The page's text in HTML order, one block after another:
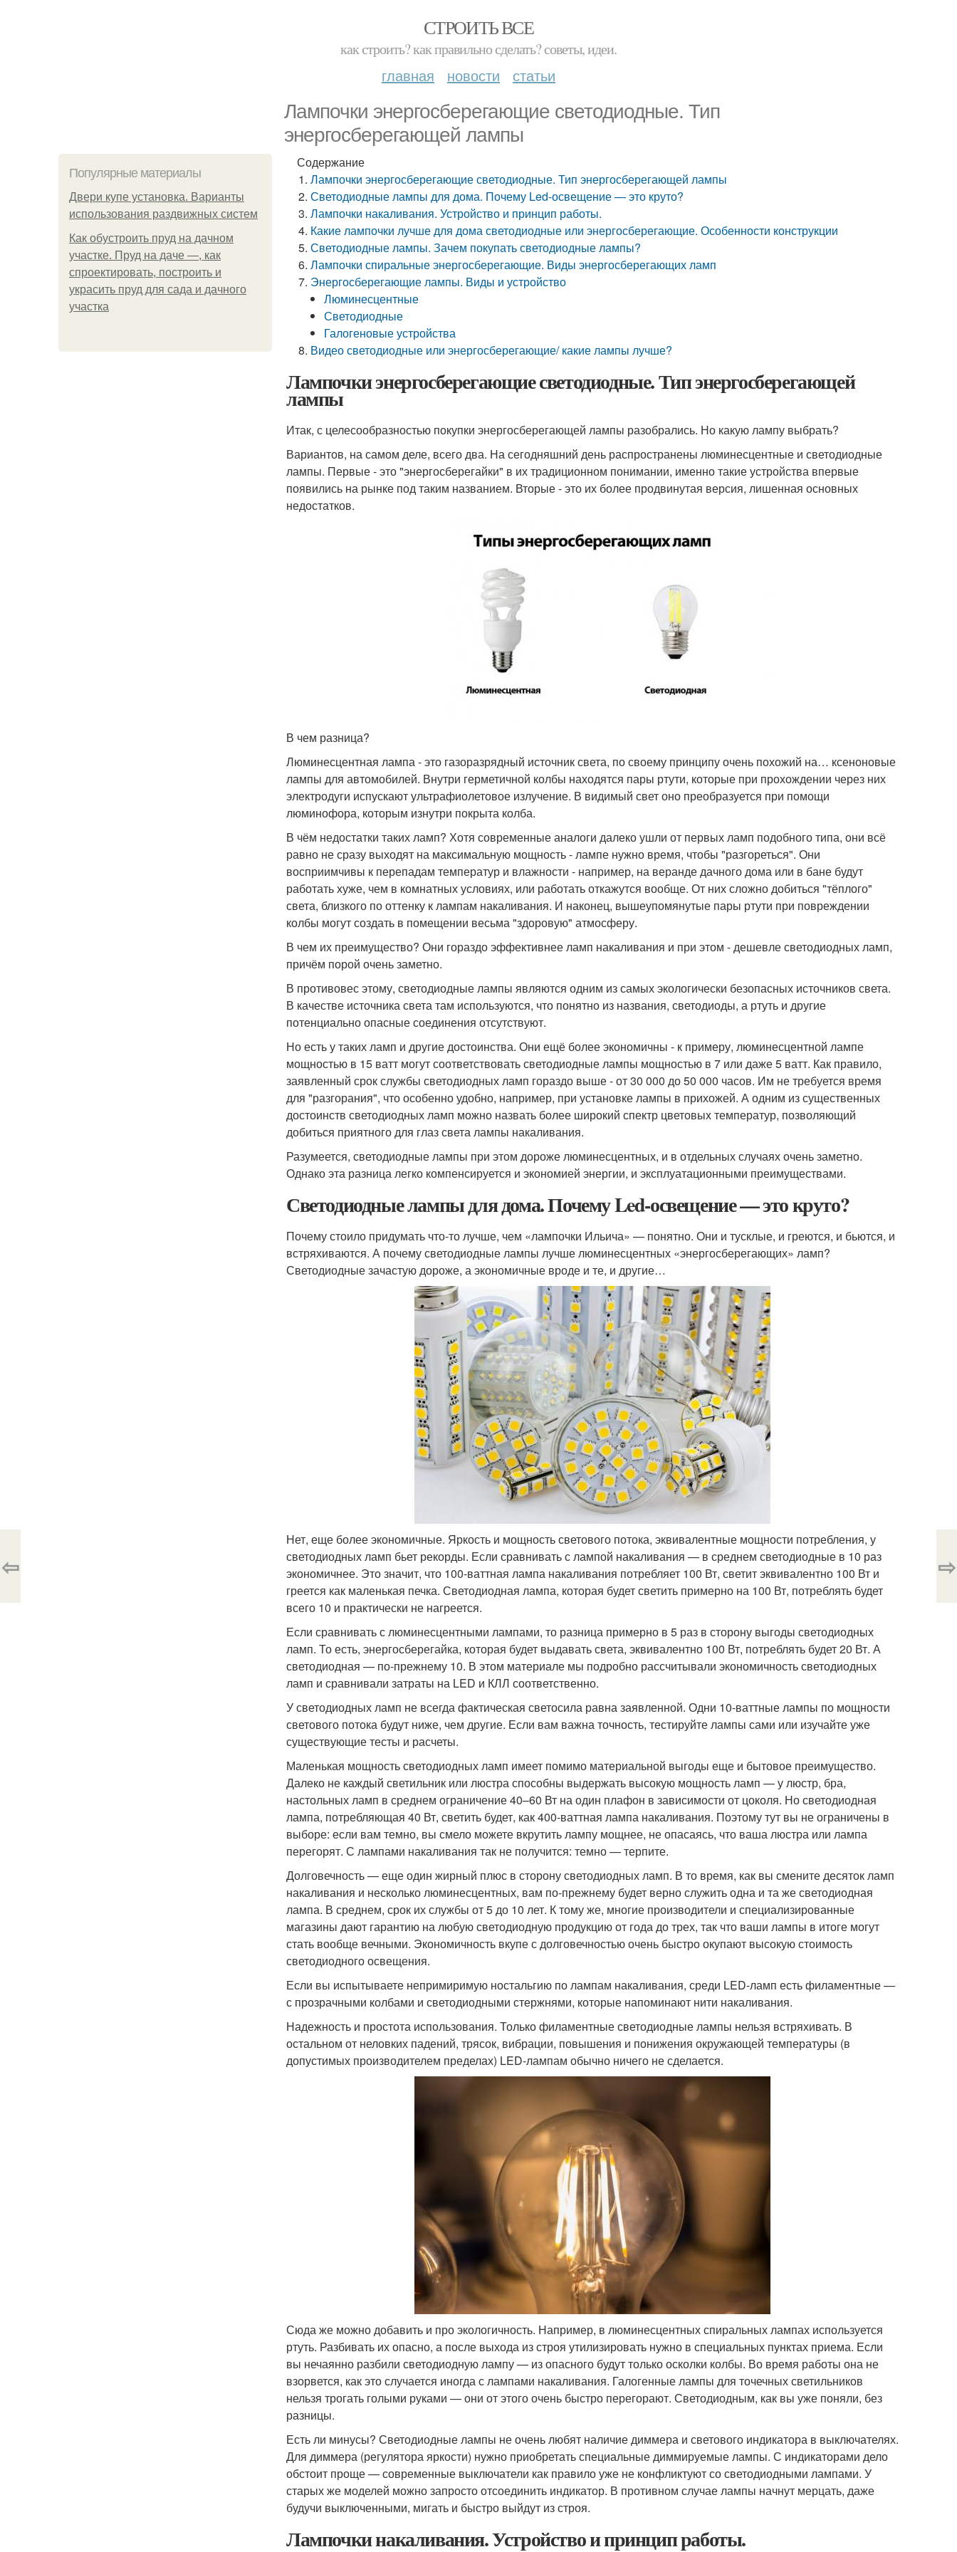
СТРОИТЬ ВСЕ
как строить? как правильно сделать? советы, идеи.
главная новости статьи
Лампочки энергосберегающие светодиодные. Тип
энергосберегающей лампы
Популярные материалы
Двери купе установка. Варианты
использования раздвижных систем
Как обустроить пруд на дачном
участке. Пруд на даче —, как
спроектировать, построить и
украсить пруд для сада и дачного
участка
Содержание
Лампочки энергосберегающие светодиодные. Тип энергосберегающей лампы
Светодиодные лампы для дома. Почему Led-освещение — это круто?
Лампочки накаливания. Устройство и принцип работы.
Какие лампочки лучше для дома светодиодные или энергосберегающие. Особенности конструкции
Светодиодные лампы. Зачем покупать светодиодные лампы?
Лампочки спиральные энергосберегающие. Виды энергосберегающих ламп
Энергосберегающие лампы. Виды и устройство
Люминесцентные
Светодиодные
Галогеновые устройства
Видео светодиодные или энергосберегающие/ какие лампы лучше?
Лампочки энергосберегающие светодиодные. Тип энергосберегающей
лампы
Итак, с целесообразностью покупки энергосберегающей лампы разобрались. Но какую лампу выбрать?
Вариантов, на самом деле, всего два. На сегодняшний день распространены люминесцентные и светодиодные
лампы. Первые - это "энергосберегайки" в их традиционном понимании, именно такие устройства впервые
появились на рынке под таким названием. Вторые - это их более продвинутая версия, лишенная основных
недостатков.
В чем разница?
Люминесцентная лампа - это газоразрядный источник света, по своему принципу очень похожий на… ксеноновые
лампы для автомобилей. Внутри герметичной колбы находятся пары ртути, которые при прохождении через них
электродуги испускают ультрафиолетовое излучение. В видимый свет оно преобразуется при помощи
люминофора, которым изнутри покрыта колба.
В чём недостатки таких ламп? Хотя современные аналоги далеко ушли от первых ламп подобного типа, они всё
равно не сразу выходят на максимальную мощность - лампе нужно время, чтобы "разгореться". Они
восприимчивы к перепадам температур и влажности - например, на веранде дачного дома или в бане будут
работать хуже, чем в комнатных условиях, или работать откажутся вообще. От них сложно добиться "тёплого"
света, близкого по оттенку к лампам накаливания. И наконец, вышеупомянутые пары ртути при повреждении
колбы могут создать в помещении весьма "здоровую" атмосферу.
В чем их преимущество? Они гораздо эффективнее ламп накаливания и при этом - дешевле светодиодных ламп,
причём порой очень заметно.
В противовес этому, светодиодные лампы являются одним из самых экологически безопасных источников света.
В качестве источника света там используются, что понятно из названия, светодиоды, а ртуть и другие
потенциально опасные соединения отсутствуют.
Но есть у таких ламп и другие достоинства. Они ещё более экономичны - к примеру, люминесцентной лампе
мощностью в 15 ватт могут соответствовать светодиодные лампы мощностью в 7 или даже 5 ватт. Как правило,
заявленный срок службы светодиодных ламп гораздо выше - от 30 000 до 50 000 часов. Им не требуется время
для "разгорания", что особенно удобно, например, при установке лампы в прихожей. А одним из существенных
достоинств светодиодных ламп можно назвать более широкий спектр цветовых температур, позволяющий
добиться приятного для глаз света лампы накаливания.
Разумеется, светодиодные лампы при этом дороже люминесцентных, и в отдельных случаях очень заметно.
Однако эта разница легко компенсируется и экономией энергии, и эксплуатационными преимуществами.
Светодиодные лампы для дома. Почему Led-освещение — это круто?
Почему стоило придумать что-то лучше, чем «лампочки Ильича» — понятно. Они и тусклые, и греются, и бьются, и
встряхиваются. А почему светодиодные лампы лучше люминесцентных «энергосберегающих» ламп?
Светодиодные зачастую дороже, а экономичные вроде и те, и другие…
Нет, еще более экономичные. Яркость и мощность светового потока, эквивалентные мощности потребления, у
светодиодных ламп бьет рекорды. Если сравнивать с лампой накаливания — в среднем светодиодные в 10 раз
экономичнее. Это значит, что 100-ваттная лампа накаливания потребляет 100 Вт, светит эквивалентно 100 Вт и
греется как маленькая печка. Светодиодная лампа, которая будет светить примерно на 100 Вт, потреблять будет
всего 10 и практически не нагреется.
Если сравнивать с люминесцентными лампами, то разница примерно в 5 раз в сторону выгоды светодиодных
ламп. То есть, энергосберегайка, которая будет выдавать света, эквивалентно 100 Вт, потреблять будет 20 Вт. А
светодиодная — по-прежнему 10. В этом материале мы подробно рассчитывали экономичность светодиодных
ламп и сравнивали затраты на LED и КЛЛ соответственно.
У светодиодных ламп не всегда фактическая светосила равна заявленной. Одни 10-ваттные лампы по мощности
светового потока будут ниже, чем другие. Если вам важна точность, тестируйте лампы сами или изучайте уже
существующие тесты и расчеты.
Маленькая мощность светодиодных ламп имеет помимо материальной выгоды еще и бытовое преимущество.
Далеко не каждый светильник или люстра способны выдержать высокую мощность ламп — у люстр, бра,
настольных ламп в среднем ограничение 40–60 Вт на один плафон в зависимости от цоколя. Но светодиодная
лампа, потребляющая 40 Вт, светить будет, как 400-ваттная лампа накаливания. Поэтому тут вы не ограничены в
выборе: если вам темно, вы смело можете вкрутить лампу мощнее, не опасаясь, что ваша люстра или лампа
перегорят. С лампами накаливания так не получится: темно — терпите.
Долговечность — еще один жирный плюс в сторону светодиодных ламп. В то время, как вы смените десяток ламп
накаливания и несколько люминесцентных, вам по-прежнему будет верно служить одна и та же светодиодная
лампа. В среднем, срок их службы от 5 до 10 лет. К тому же, многие производители и специализированные
магазины дают гарантию на любую светодиодную продукцию от года до трех, так что ваши лампы в итоге могут
стать вообще вечными. Экономичность вкупе с долговечностью очень быстро окупают высокую стоимость
светодиодного освещения.
Если вы испытываете непримиримую ностальгию по лампам накаливания, среди LED-ламп есть филаментные —
с прозрачными колбами и светодиодными стержнями, которые напоминают нити накаливания.
Надежность и простота использования. Только филаментные светодиодные лампы нельзя встряхивать. В
остальном от неловких падений, трясок, вибрации, повышения и понижения окружающей температуры (в
допустимых производителем пределах) LED-лампам обычно ничего не сделается.
Сюда же можно добавить и про экологичность. Например, в люминесцентных спиральных лампах используется
ртуть. Разбивать их опасно, а после выхода из строя утилизировать нужно в специальных пунктах приема. Если
вы нечаянно разбили светодиодную лампу — из опасного будут только осколки колбы. Во время работы она не
взорвется, как это случается иногда с лампами накаливания. Галогенные лампы для точечных светильников
нельзя трогать голыми руками — они от этого очень быстро перегорают. Светодиодным, как вы уже поняли, без
разницы.
Есть ли минусы? Светодиодные лампы не очень любят наличие диммера и светового индикатора в выключателях.
Для диммера (регулятора яркости) нужно приобретать специальные диммируемые лампы. С индикаторами дело
обстоит проще — современные выключатели как правило уже не конфликтуют со светодиодными лампами. У
старых же моделей можно запросто отсоединить индикатор. В противном случае лампы начнут мерцать, даже
будучи выключенными, мигать и быстро выйдут из строя.
Лампочки накаливания. Устройство и принцип работы.
⇦ ⇨